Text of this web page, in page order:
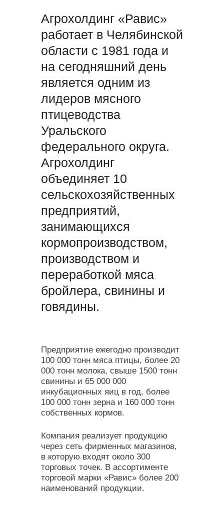
Агрохолдинг «Равис»
работает в Челябинской
области с 1981 года и
на сегодняшний день
является одним из
лидеров мясного
птицеводства
Уральского
федерального округа.
Агрохолдинг
объединяет 10
сельскохозяйственных
предприятий,
занимающихся
кормопроизводством,
производством и
переработкой мяса
бройлера, свинины и
говядины.
Предприятие ежегодно производит
100 000 тонн мяса птицы, более 20
000 тонн молока, свыше 1500 тонн
свинины и 65 000 000
инкубационных яиц в год, более
100 000 тонн зерна и 160 000 тонн
собственных кормов.
Компания реализует продукцию
через сеть фирменных магазинов,
в которую входят около 300
торговых точек. В ассортименте
торговой марки «Равис» более 200
наименований продукции.